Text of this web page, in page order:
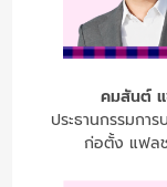
คมสันต์
ประธานกรรมการ
ก่อตั้ง แฟล